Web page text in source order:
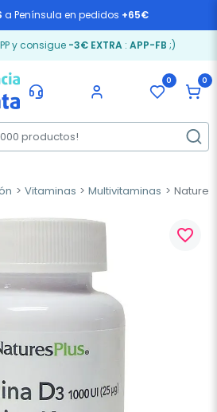
a Península en pedidos +65€
y consigue -3€ EXTRA: APP-FB ;)
0 0
Vitaminas Multivitaminas
favorite_border